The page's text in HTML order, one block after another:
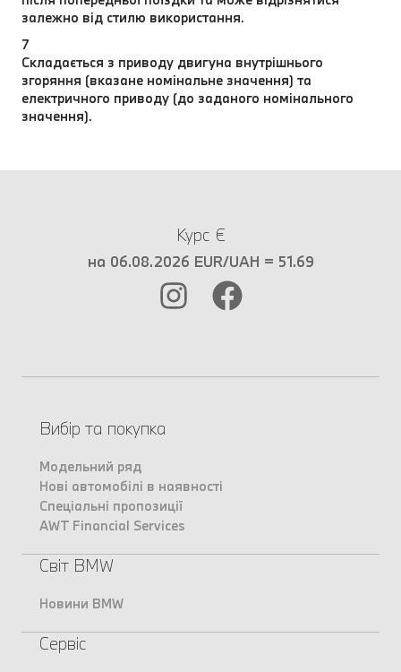
залежно від стилю використання.
7
Складається з приводу двигуна внутрішнього
згоряння (вказане номінальне значення) та
електричного приводу (до заданого номінального
значення).
Курс €
на 06.08.2026 EUR/UAH = 51.69
Вибір та покупка
Модельний ряд
Нові автомобілі в наявності
Спеціальні пропозиції
AWT Financial Services
Світ BMW
Новини BMW
Сервіс